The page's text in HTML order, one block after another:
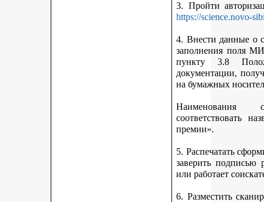
3. Пройти
https://science.novo-
4. Внести данные о
заполнения поля
пункту 3.8
документации,
на бумажных
Наименования
соответствовать
премии».
5. Распечатать
заверить подписью
или работает
6. Разместить